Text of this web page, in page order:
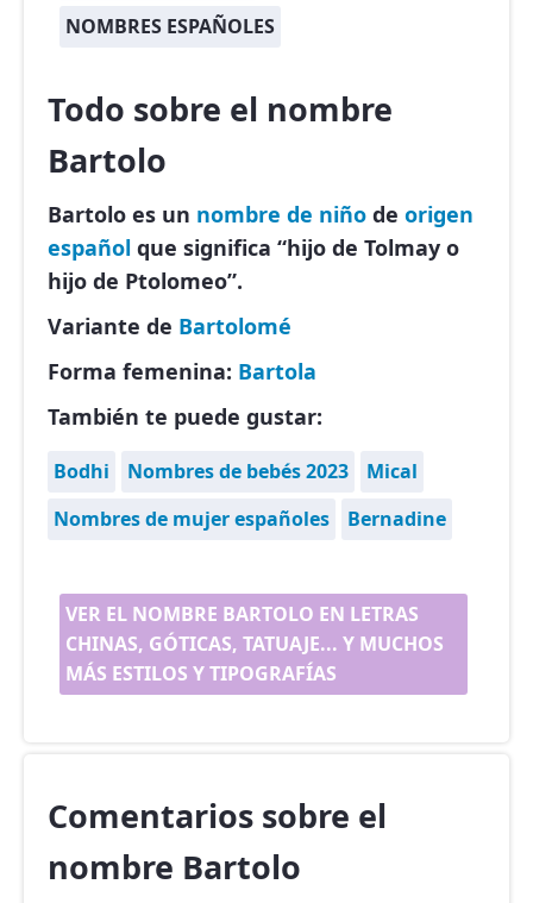
NOMBRES ESPAÑOLES
Todo sobre el nombre
Bartolo
Bartolo es un nombre de niño de origen
español que significa “hijo de Tolmay o
hijo de Ptolomeo”.
Variante de Bartolomé
Forma femenina: Bartola
También te puede gustar:
Bodhi Nombres de bebés 2023
Mical
Nombres de mujer españoles
Bernadine
VER EL NOMBRE BARTOLO EN LETRAS
CHINAS, GÓTICAS, TATUAJE... Y MUCHOS
MÁS ESTILOS Y TIPOGRAFÍAS
Comentarios sobre el
nombre Bartolo